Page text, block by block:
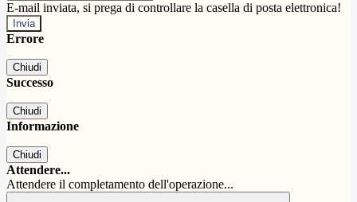
E-mail inviata, si prega di controllare la casella di posta elettronica!
Errore
Chiudi
Successo
Chiudi
Informazione
Chiudi
Attendere...
Attendere il completamento dell'operazione...